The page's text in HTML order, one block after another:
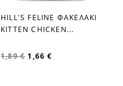
favorite_border
HILL'S FELINE ΦΑΚΕΛΑΚΙ
KITTEN CHICKEN...
1,89 € 1,66 €